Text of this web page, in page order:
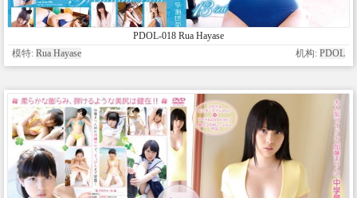
PDOL-018 Rua Hayase
模特: Rua Hayase 机构: PDOL